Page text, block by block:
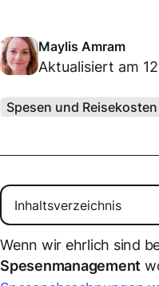
Maylis Amram
Aktualisiert am
Spesen und Reisekosten
Wenn wir ehrlich sind
Spesenmanagement